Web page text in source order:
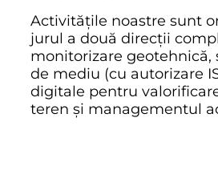
Activitățile noastre sunt
jurul a două direcții
monitorizare geotehnică,
de mediu (cu autorizare
digitale pentru
teren și managementul